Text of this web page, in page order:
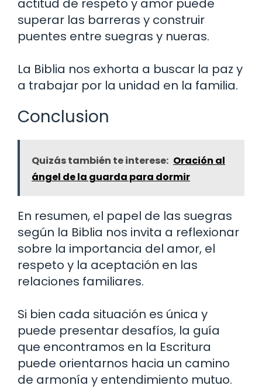
actitud de respeto y amor puede
superar las barreras y construir
puentes entre suegras y nueras.
La Biblia nos exhorta a buscar la paz y
a trabajar por la unidad en la familia.
Conclusion
Quizás también te interese: Oración al
ángel de la guarda para dormir
En resumen, el papel de las suegras
según la Biblia nos invita a reflexionar
sobre la importancia del amor, el
respeto y la aceptación en las
relaciones familiares.
Si bien cada situación es única y
puede presentar desafíos, la guía
que encontramos en la Escritura
puede orientarnos hacia un camino
de armonía y entendimiento mutuo.